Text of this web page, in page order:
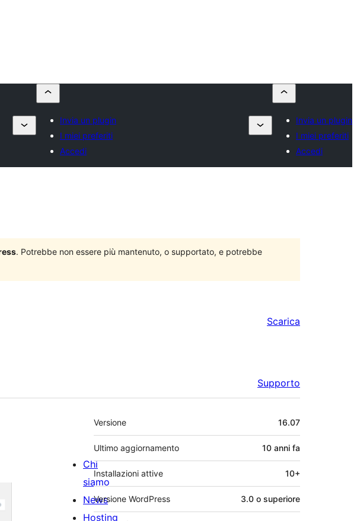
Invia un plugin
I miei preferiti
Accedi
Invia un plugin
I miei preferiti
Accedi
. Potrebbe non essere più mantenuto, o supportato, e potrebbe
Scarica
Supporto
Meta
Versione 16.07
Ultimo aggiornamento 10 anni fa
Installazioni attive 10+
Versione WordPress 3.0 o superiore
Chi
siamo
News
Hosting